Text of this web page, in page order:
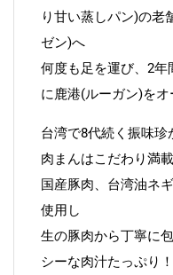
り甘い蒸しパン)の老
ゼン)へ
何度も足を運び、2年
に鹿港(ルーガン)をオ
台湾で8代続く振味
肉まんはこだわり満載
国産豚肉、台湾油ネ
使用し
生の豚肉から丁寧に
シーな肉汁たっぷり！